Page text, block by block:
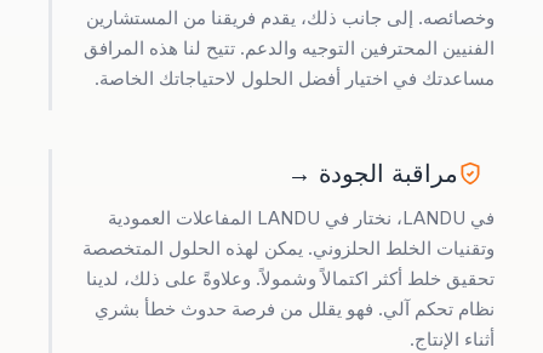
وخصائصه. إلى جانب ذلك، يقدم فريقنا من المستشارين
الفنيين المحترفين التوجيه والدعم. تتيح لنا هذه المرافق
مساعدتك في اختيار أفضل الحلول لاحتياجاتك الخاصة.
مراقبة الجودة →
في LANDU، نختار في LANDU المفاعلات العمودية
وتقنيات الخلط الحلزوني. يمكن لهذه الحلول المتخصصة
تحقيق خلط أكثر اكتمالاً وشمولاً. وعلاوةً على ذلك، لدينا
نظام تحكم آلي. فهو يقلل من فرصة حدوث خطأ بشري
أثناء الإنتاج.